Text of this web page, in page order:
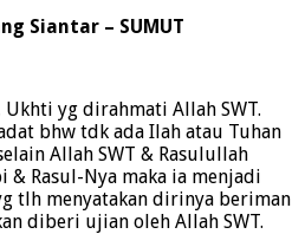
Siantar – SUMUT
Ukhti yg dirahmati Allah SWT.
bhw tdk ada Ilah atau Tuhan
Allah SWT & Rasulullah
& Rasul-Nya maka ia menjadi
tlh menyatakan dirinya beriman
diberi ujian oleh Allah SWT.